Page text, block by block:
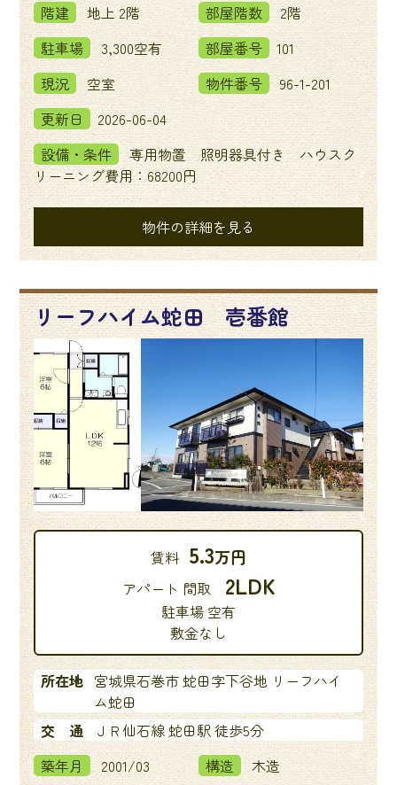
階建
地上 2階 部屋階数
2階
駐車場
3,300空有 部屋番号
101
現況
空室 物件番号
96-1-201
更新日
2026-06-04
設備・条件
専用物置 照明器具付き ハウスク
リーニング費用：68200円
物件の詳細を見る
リーフハイム蛇田 壱番館
賃料 5.3万円
アパート 間取 2LDK
駐車場 空有
敷金なし
所在地 宮城県石巻市 蛇田字下谷地 リーフハイ
ム蛇田
交 通
ＪＲ仙石線 蛇田駅 徒歩5分
築年月
2001/03 構造
木造